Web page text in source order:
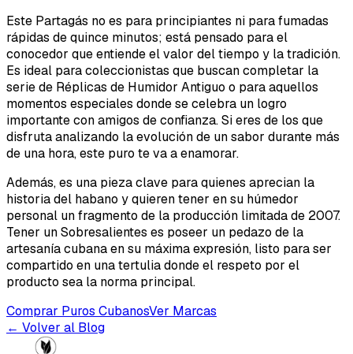
Este Partagás no es para principiantes ni para fumadas
rápidas de quince minutos; está pensado para el
conocedor que entiende el valor del tiempo y la tradición.
Es ideal para coleccionistas que buscan completar la
serie de Réplicas de Humidor Antiguo o para aquellos
momentos especiales donde se celebra un logro
importante con amigos de confianza. Si eres de los que
disfruta analizando la evolución de un sabor durante más
de una hora, este puro te va a enamorar.
Además, es una pieza clave para quienes aprecian la
historia del habano y quieren tener en su húmedor
personal un fragmento de la producción limitada de 2007.
Tener un Sobresalientes es poseer un pedazo de la
artesanía cubana en su máxima expresión, listo para ser
compartido en una tertulia donde el respeto por el
producto sea la norma principal.
Comprar Puros CubanosVer Marcas
← Volver al Blog